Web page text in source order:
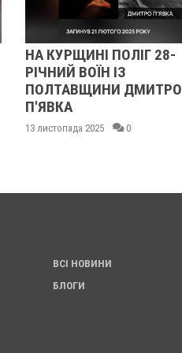
НА КУРЩИНІ ПОЛІГ 28-
РІЧНИЙ ВОЇН ІЗ
ПОЛТАВЩИНИ ДМИТРО
П'ЯВКА
13 листопада 2025 0
ВСІ НОВИНИ
БЛОГИ